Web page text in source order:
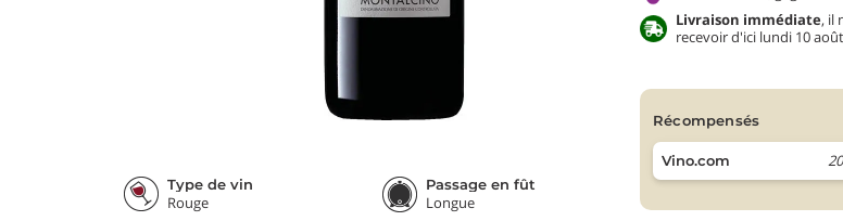
Type de vin
Rouge
Passage en fût
Longue
Livraison immédiate, il
recevoir d'ici lundi 10
récompensés
Vino.com